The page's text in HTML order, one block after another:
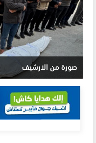
صورة من الارشيف